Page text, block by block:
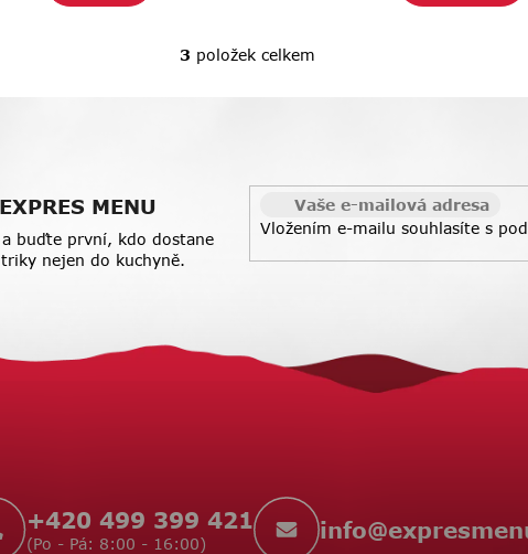
O
a
p
y
3 položek celkem
MENU
a buďte první, kdo dostane
nejen do kuchyně.
Vložením e-mailu souhlasíte s
+420 499 399 421
(Po - Pá: 8:00 - 16:00) info@